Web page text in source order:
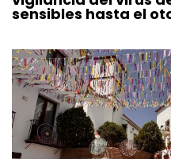
sensibles hasta el